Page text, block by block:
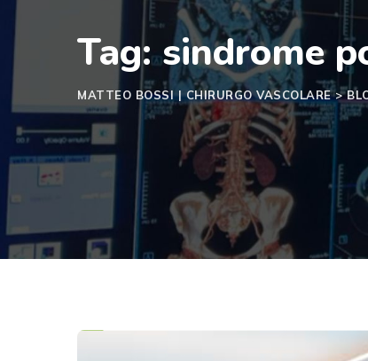
Tag: sindrome
MATTEO BOSSI | CHIRURGO VASCOLARE>